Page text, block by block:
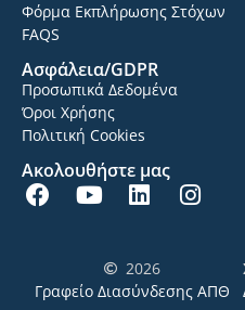
Φόρμα Εκπλήρωσης Στόχων
FAQS
Ασφάλεια/GDPR
Προσωπικά Δεδομένα
Όροι Χρήσης
Πολιτική Cookies
Ακολουθήστε μας
2026
Γραφείο Διασύνδεσης ΑΠΘ